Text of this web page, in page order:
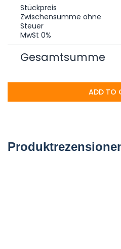
Stückpreis
Zwischensumme ohne
Steuer
MwSt 0%
Gesamtsumme
ADD TO